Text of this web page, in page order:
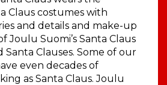
Claus costumes with
and details and make-up
Joulu Suomi’s Santa Claus
Santa Clauses. Some of our
even decades of
as Santa Claus. Joulu